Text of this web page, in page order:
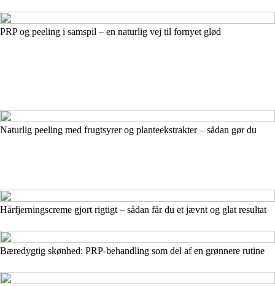
PRP og peeling i samspil – en naturlig vej til fornyet glød
Naturlig peeling med frugtsyrer og planteekstrakter – sådan gør du
Hårfjerningscreme gjort rigtigt – sådan får du et jævnt og glat resultat
Bæredygtig skønhed: PRP-behandling som del af en grønnere rutine